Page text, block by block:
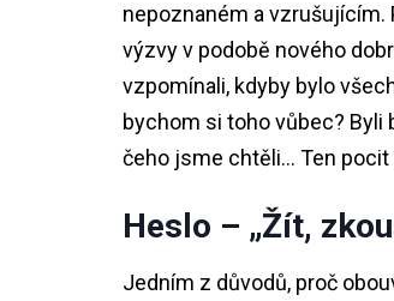
nepoznaném a vzrušujícím.
výzvy v podobě nového
vzpomínali, kdyby bylo
bychom si toho vůbec? Byli
čeho jsme chtěli… Ten pocit
Heslo – „Žít,
Jedním z důvodů, proč